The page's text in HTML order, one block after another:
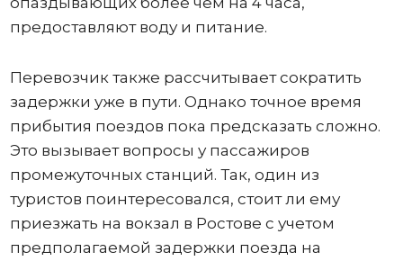
предоставляют воду и питание.
Перевозчик также рассчитывает сократить
задержки уже в пути. Однако точное время
прибытия поездов пока предсказать сложно.
Это вызывает вопросы у пассажиров
промежуточных станций. Так, один из
туристов поинтересовался, стоит ли ему
приезжать на вокзал в Ростове с учетом
предполагаемой задержки поезда на